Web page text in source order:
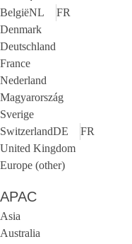
BelgiëNL
FR
Denmark
Deutschland
France
Nederland
Magyarország
Sverige
SwitzerlandDE
FR
United Kingdom
Europe (other)
APAC
Asia
Australia